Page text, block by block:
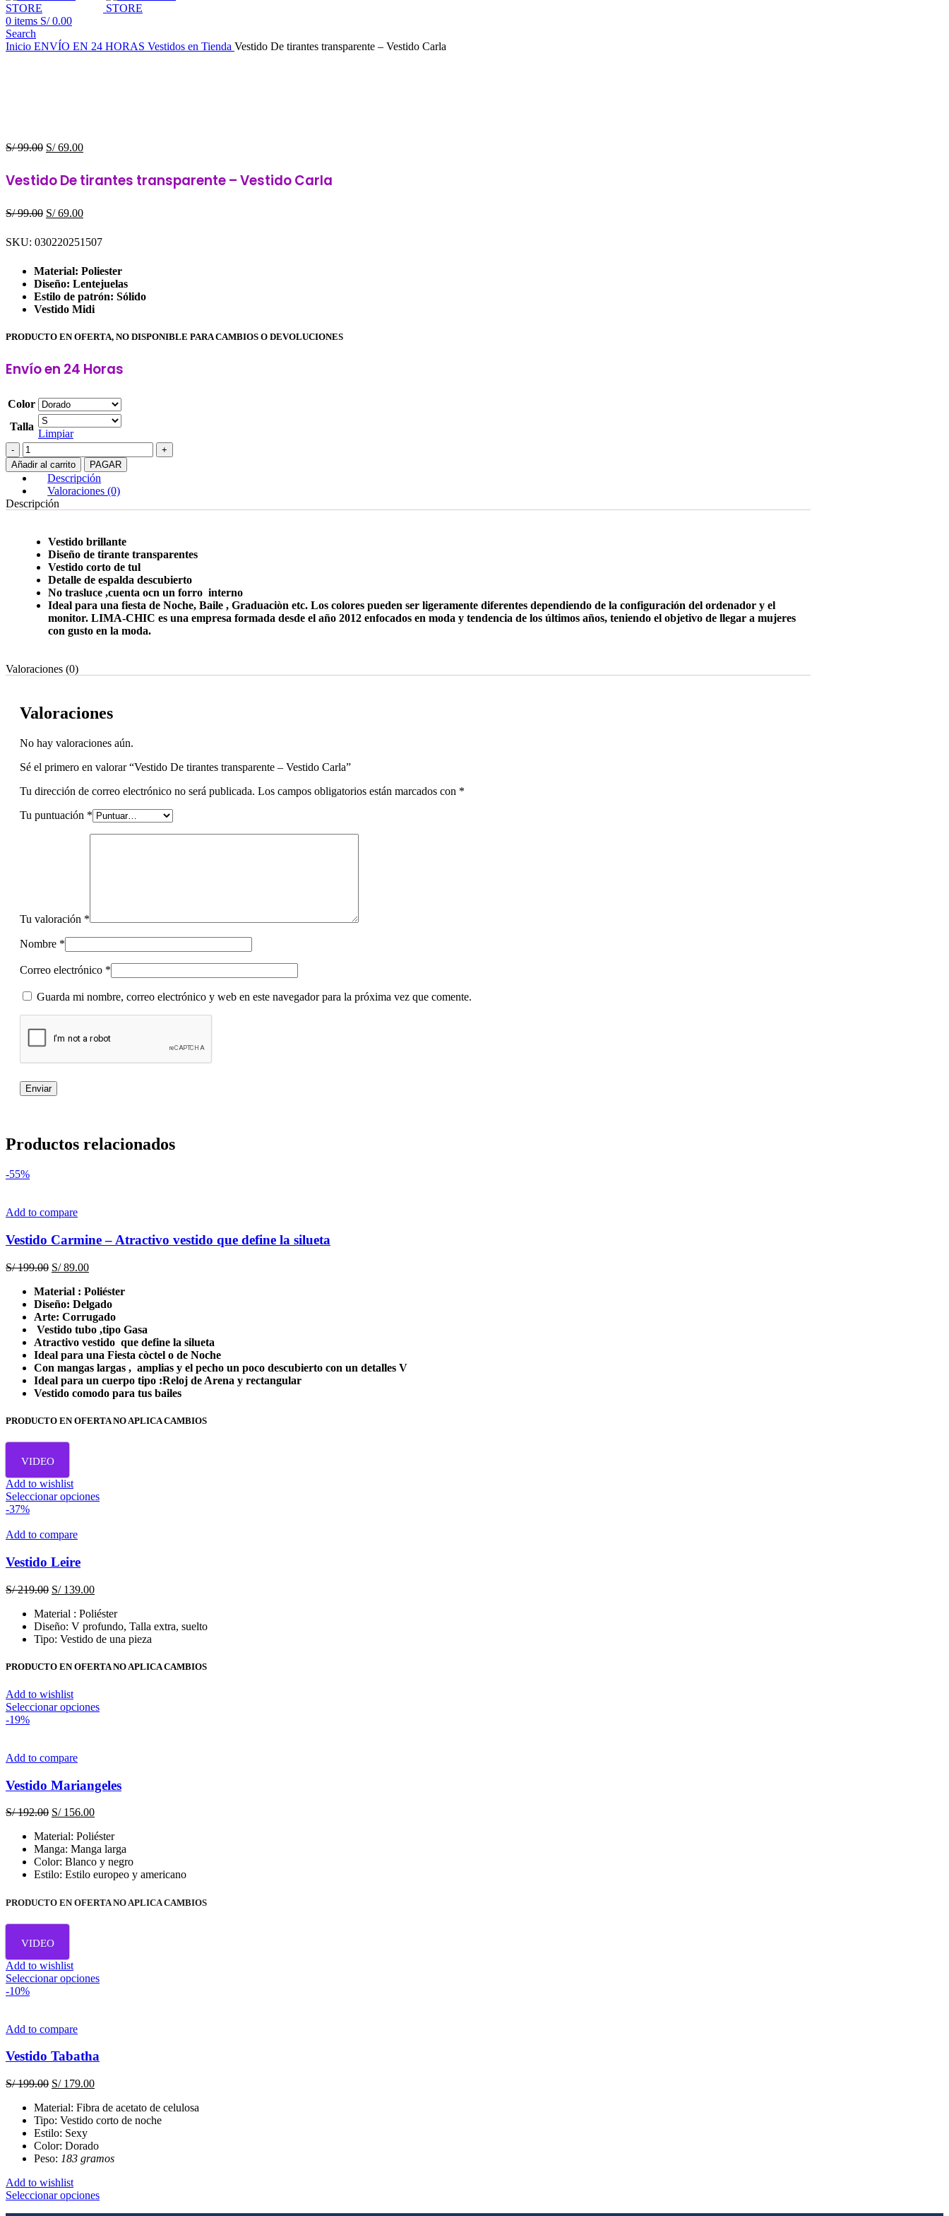
0 items S/0.00
Search
Inicio ENVÍO EN 24 HORAS Vestidos en Tienda Vestido De tirantes transparente – Vestido Carla
S/99.00 El
era:
S/69.00El
actual
es:
Vestido De tirantes transparente – Vestido Carla
S/99.00 El
original
S/69.00El
actual
SKU: 030220251507
Material: Poliester
Diseño: Lentejuelas
Estilo de patrón: Sólido
Vestido Midi
PRODUCTO EN OFERTA, NO DISPONIBLE PARA CAMBIOS O DEVOLUCIONES
Envío en 24 Horas
Color
Talla
Limpiar
Vestido
De
tirantes
transparente
Vestido
cantidad
Añadir al carrito PAGAR
Descripción
Valoraciones (0)
Descripción
Vestido brillante
Diseño de tirante transparentes
Vestido corto de tul
Detalle de espalda descubierto
No trasluce ,cuenta ocn un forro interno
Ideal para una fiesta de Noche, Baile , Graduaciòn etc. Los colores pueden ser ligeramente diferentes dependiendo de la configuración del ordenador y el
monitor. LIMA-CHIC es una empresa formada desde el año 2012 enfocados en moda y tendencia de los últimos años, teniendo el objetivo de llegar a mujeres
con gusto en la moda.
Valoraciones (0)
Valoraciones
No hay valoraciones aún.
Sé el primero en valorar “Vestido De tirantes transparente – Vestido Carla”
Tu dirección de correo electrónico no será publicada. Los campos obligatorios están marcados con *
Tu puntuación *
Tu valoración *
Nombre *
Correo electrónico *
Guarda mi nombre, correo electrónico y web en este navegador para la próxima vez que comente.
Productos relacionados
-55%
Add to compare
Vestido Carmine – Atractivo vestido que define la silueta
S/199.00 El
original
era:
S/ 199.00.
S/89.00El
actual
es:
S/ 89.00.
Material : Poliéster
Diseño: Delgado
Arte: Corrugado
Vestido tubo ,tipo Gasa
Atractivo vestido que define la silueta
Ideal para una Fiesta còctel o de Noche
Con mangas largas , amplias y el pecho un poco descubierto con un detalles V
Ideal para un cuerpo tipo :Reloj de Arena y rectangular
Vestido comodo para tus bailes
PRODUCTO EN OFERTA NO APLICA CAMBIOS
VIDEO
Add to wishlist
Seleccionar opcionesEste
elegir
en
la
de
producto
-37%
Add to compare
Vestido Leire
S/219.00 El
original
era:
S/ 219.00.
S/139.00El
actual
es:
S/ 139.00.
Material : Poliéster
Diseño: V profundo, Talla extra, suelto
Tipo: Vestido de una pieza
PRODUCTO EN OFERTA NO APLICA CAMBIOS
Add to wishlist
Seleccionar opcionesEste
opciones
se
en
la
página
de
producto
-19%
Add to compare
Vestido Mariangeles
S/192.00 El
original
era:
S/ 192.00.
S/156.00El
actual
es:
S/ 156.00.
Material: Poliéster
Manga: Manga larga
Color: Blanco y negro
Estilo: Estilo europeo y americano
PRODUCTO EN OFERTA NO APLICA CAMBIOS
VIDEO
Add to wishlist
Seleccionar opcionesEste
en
la
producto
-10%
Add to compare
Vestido Tabatha
S/199.00 El
original
era:
S/ 199.00.
S/179.00El
actual
es:
Material: Fibra de acetato de celulosa
Tipo: Vestido corto de noche
Estilo: Sexy
Color: Dorado
Peso: 183 gramos
Add to wishlist
Seleccionar opcionesEste